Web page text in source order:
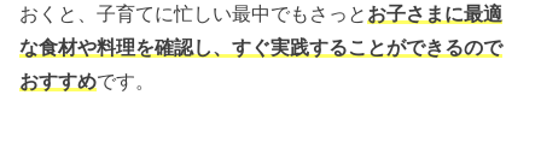
おくと、子育てに忙しい最中でもさっと お子さまに最適
な食材や料理を確認し、すぐ実践することができるので
おすすめです。